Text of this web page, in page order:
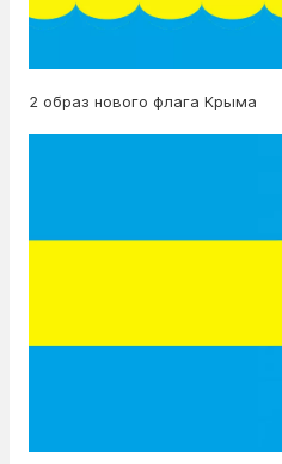
2 образ нового флага Крыма